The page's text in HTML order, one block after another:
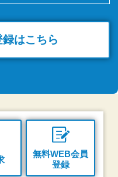
はこちら
無料WEB会員
登録